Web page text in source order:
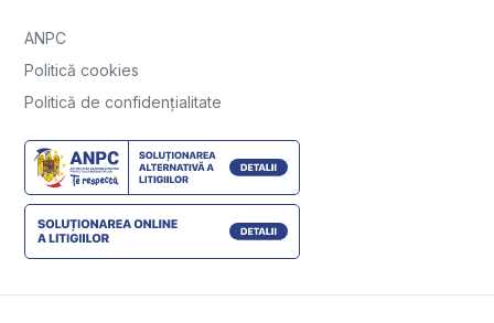
ANPC
Politică cookies
Politică de confidențialitate